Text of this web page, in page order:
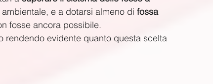
e a dotarsi almeno di fossa
fosse ancora possibile.
rendendo evidente quanto questa scelta